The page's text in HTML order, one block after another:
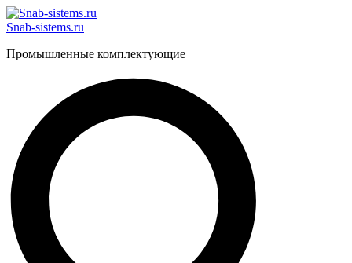
Перейти
к
Snab-sistems.ru
Промышленные комплектующие